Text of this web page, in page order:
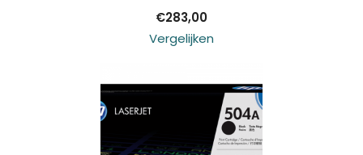
€283,00
Vergelijken